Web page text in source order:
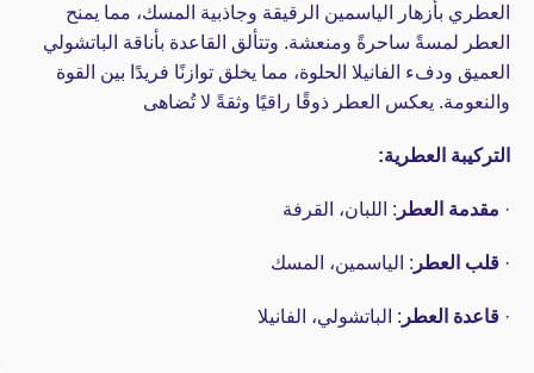
العطري بأزهار الياسمين الرقيقة وجاذبية المسك، مما يمنح
العطر لمسةً ساحرةً ومنعشة. وتتألق القاعدة بأناقة الباتشولي
العميق ودفء الفانيلا الحلوة، مما يخلق توازنًا فريدًا بين القوة
والنعومة. يعكس العطر ذوقًا راقيًا وثقةً لا تُضاهى
التركيبة العطرية:
· مقدمة العطر : اللبان، القرفة
· قلب العطر : الياسمين، المسك
· قاعدة العطر : الباتشولي، الفانيلا